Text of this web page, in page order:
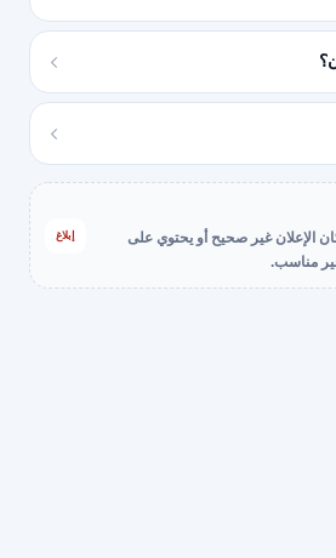
الإعلان غير صحيح أو يحتوي على
مناسب.
إبلاغ